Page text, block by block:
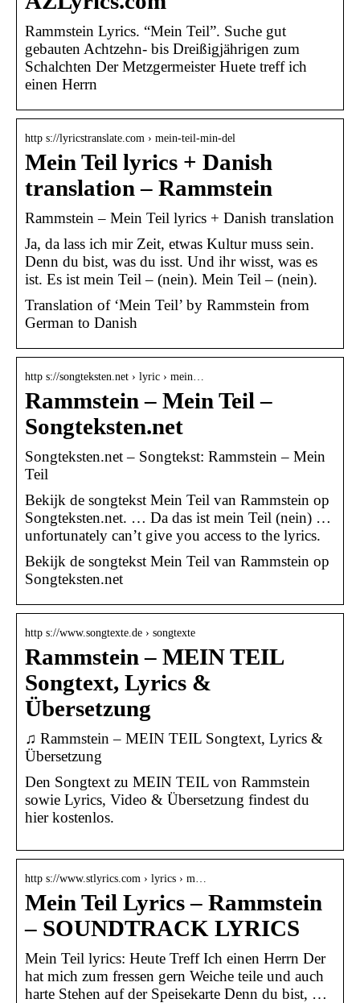
Rammstein Lyrics. “Mein Teil”. Suche gut
gebauten Achtzehn- bis Dreißigjährigen zum
Schalchten Der Metzgermeister Huete treff ich
einen Herrn
http s://lyricstranslate.com › mein-teil-min-del
Mein Teil lyrics + Danish
translation – Rammstein
Rammstein – Mein Teil lyrics + Danish translation
Ja, da lass ich mir Zeit, etwas Kultur muss sein.
Denn du bist, was du isst. Und ihr wisst, was es
ist. Es ist mein Teil – (nein). Mein Teil – (nein).
Translation of ‘Mein Teil’ by Rammstein from
German to Danish
http s://songteksten.net › lyric › mein…
Rammstein – Mein Teil –
Songteksten.net
Songteksten.net – Songtekst: Rammstein – Mein
Teil
Bekijk de songtekst Mein Teil van Rammstein op
Songteksten.net. … Da das ist mein Teil (nein) …
unfortunately can’t give you access to the lyrics.
Bekijk de songtekst Mein Teil van Rammstein op
Songteksten.net
http s://www.songtexte.de › songtexte
Rammstein – MEIN TEIL
Songtext, Lyrics &
Übersetzung
♫ Rammstein – MEIN TEIL Songtext, Lyrics &
Übersetzung
Den Songtext zu MEIN TEIL von Rammstein
sowie Lyrics, Video & Übersetzung findest du
hier kostenlos.
http s://www.stlyrics.com › lyrics › m…
Mein Teil Lyrics – Rammstein
– SOUNDTRACK LYRICS
Mein Teil lyrics: Heute Treff Ich einen Herrn Der
hat mich zum fressen gern Weiche teile und auch
harte Stehen auf der Speisekarte Denn du bist, …